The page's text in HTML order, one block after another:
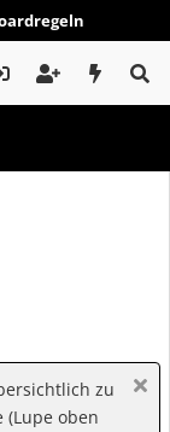
zu
oben